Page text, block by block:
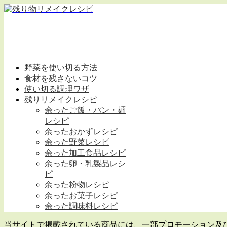
野菜を使い切る方法
食材を残さないコツ
使い切る調理ワザ
残りリメイクレシピ
余ったご飯・パン・麺
レシピ
余ったおかずレシピ
余った野菜レシピ
余った加工食品レシピ
余った卵・乳製品レシ
ピ
余った粉物レシピ
余ったお菓子レシピ
余った調味料レシピ
当サイトで掲載されている商品には、一部プロモーション及